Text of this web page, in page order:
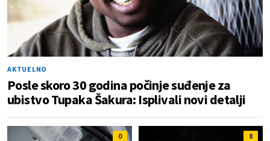
AKTUELNO
Posle skoro 30 godina počinje suđenje za
ubistvo Tupaka Šakura: Isplivali novi detalji
0 8